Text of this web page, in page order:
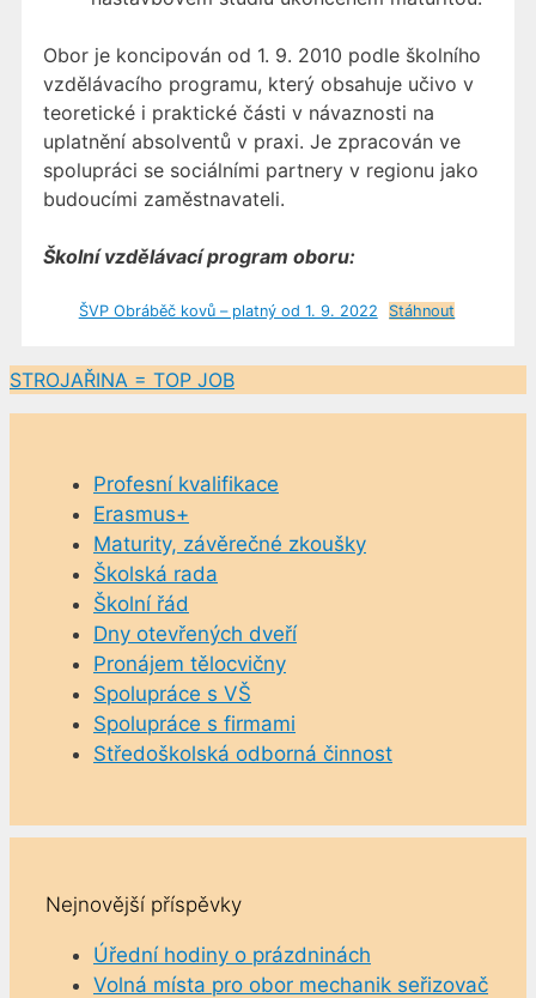
Obor je koncipován od 1. 9. 2010 podle školního
vzdělávacího programu, který obsahuje učivo v
teoretické i praktické části v návaznosti na
uplatnění absolventů v praxi. Je zpracován ve
spolupráci se sociálními partnery v regionu jako
budoucími zaměstnavateli.
Školní vzdělávací program oboru:
ŠVP Obráběč kovů – platný od 1. 9. 2022 Stáhnout
STROJAŘINA = TOP JOB
Profesní kvalifikace
Erasmus+
Maturity, závěrečné zkoušky
Školská rada
Školní řád
Dny otevřených dveří
Pronájem tělocvičny
Spolupráce s VŠ
Spolupráce s firmami
Středoškolská odborná činnost
Nejnovější příspěvky
Úřední hodiny o prázdninách
Volná místa pro obor mechanik seřizovač